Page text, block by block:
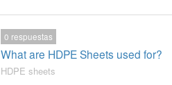
What are HDPE Sheets used for?
0 respuestas
HDPE sheets